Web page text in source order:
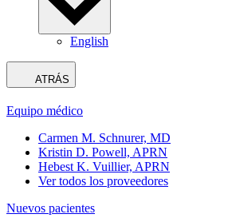
English
ATRÁS
Equipo médico
Carmen M. Schnurer, MD
Kristin D. Powell, APRN
Hebest K. Vuillier, APRN
Ver todos los proveedores
Nuevos pacientes